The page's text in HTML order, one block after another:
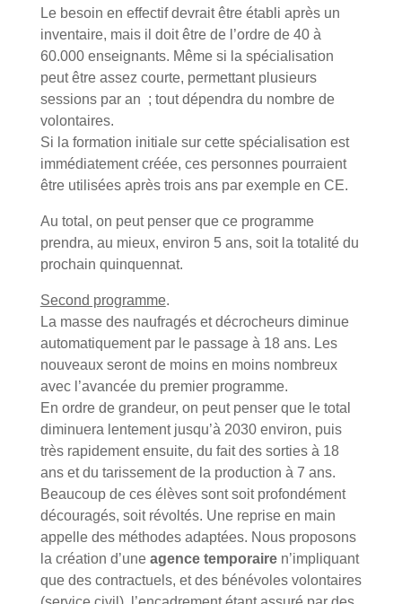
Le besoin en effectif devrait être établi après un
inventaire, mais il doit être de l’ordre de 40 à
60.000 enseignants. Même si la spécialisation
peut être assez courte, permettant plusieurs
sessions par an ; tout dépendra du nombre de
volontaires.
Si la formation initiale sur cette spécialisation est
immédiatement créée, ces personnes pourraient
être utilisées après trois ans par exemple en CE.
Au total, on peut penser que ce programme
prendra, au mieux, environ 5 ans, soit la totalité du
prochain quinquennat.
Second programme.
La masse des naufragés et décrocheurs diminue
automatiquement par le passage à 18 ans. Les
nouveaux seront de moins en moins nombreux
avec l’avancée du premier programme.
En ordre de grandeur, on peut penser que le total
diminuera lentement jusqu’à 2030 environ, puis
très rapidement ensuite, du fait des sorties à 18
ans et du tarissement de la production à 7 ans.
Beaucoup de ces élèves sont soit profondément
découragés, soit révoltés. Une reprise en main
appelle des méthodes adaptées. Nous proposons
la création d’une agence temporairen’impliquant
que des contractuels, et des bénévoles volontaires